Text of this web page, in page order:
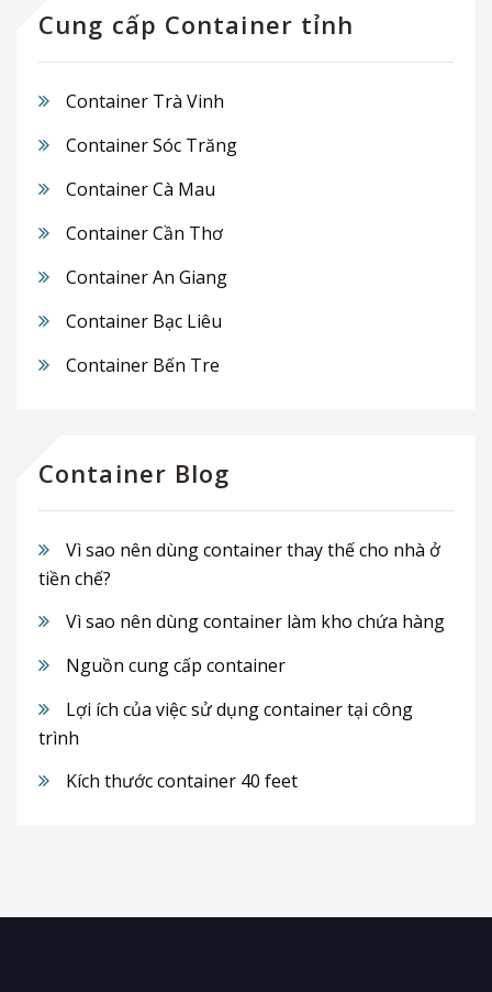
Cung cấp Container tỉnh
Container Trà Vinh
Container Sóc Trăng
Container Cà Mau
Container Cần Thơ
Container An Giang
Container Bạc Liêu
Container Bến Tre
Container Blog
Vì sao nên dùng container thay thế cho nhà ở
tiền chế?
Vì sao nên dùng container làm kho chứa hàng
Nguồn cung cấp container
Lợi ích của việc sử dụng container tại công
trình
Kích thước container 40 feet